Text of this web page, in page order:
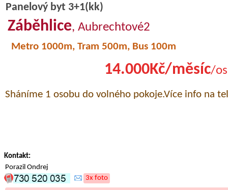
Panelový byt 3+1(kk)
Záběhlice, Aubrechtové2
Metro 1000m, Tram 500m, Bus 100m
14.000Kč/měsíc/
Sháníme 1 osobu do volného pokoje.Více info na
Kontakt:
Porazil Ondrej
3x foto